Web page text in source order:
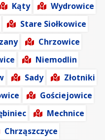
Kąty
Wydrowice
Stare Siołkowice
Chrzowice
Niemodlin
Sady
Złotniki
Gościejowice
Mechnice
Chrząszczyce